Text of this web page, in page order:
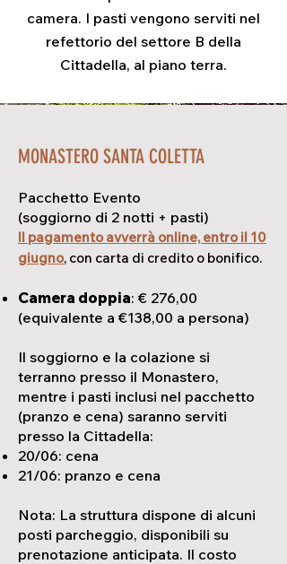
camera. I pasti vengono serviti nel
refettorio del settore B della
Cittadella, al piano terra.
MONASTERO SANTA COLETTA
Pacchetto Evento
(soggiorno di 2 notti + pasti)
Il pagamento avverrà online, entro il 10
giugno, con carta di credito o bonifico.
Camera doppia: € 276,00
(equivalente a €138,00 a persona)
Il soggiorno e la colazione si
terranno presso il Monastero,
mentre i pasti inclusi nel pacchetto
(pranzo e cena) saranno serviti
presso la Cittadella:
20/06: cena
21/06: pranzo e cena
Nota: La struttura dispone di alcuni
posti parcheggio, disponibili su
prenotazione anticipata. Il costo